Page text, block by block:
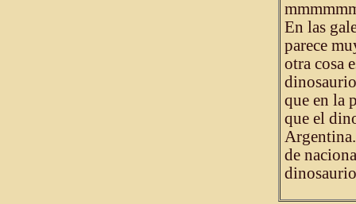
En las
parece
otra cosa
que en la
que el
de